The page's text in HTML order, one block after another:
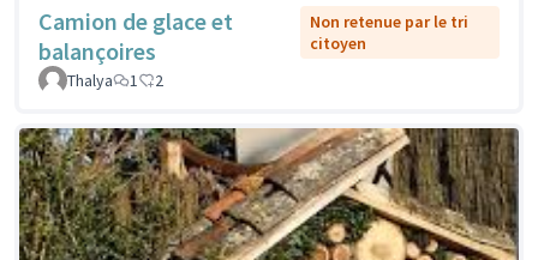
Camion de glace et
balançoires
Non retenue par le tri
citoyen
Thalya
1 2